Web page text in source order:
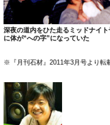
深夜の道内をひた走るミッドナイ
に体が“への字”になっていた
※『月刊石材』2011年3月号より転